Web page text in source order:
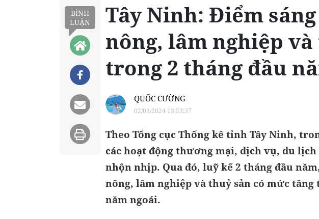
BÌNH
LUẬN
Tây Ninh: Điểm
nông, lâm nghiệp
trong 2 tháng đầu
QUỐC CƯỜNG
02/03/2024 13:53:37
Theo Tổng cục Thống kê tỉnh Tây Ninh,
các hoạt động thương mại, dịch vụ, du
nhộn nhịp. Qua đó, luỹ kế 2 tháng đầu
nông, lâm nghiệp và thuỷ sản có mức
năm ngoái.